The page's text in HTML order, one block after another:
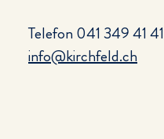
Telefon041 349 41 41
info@kirchfeld.ch